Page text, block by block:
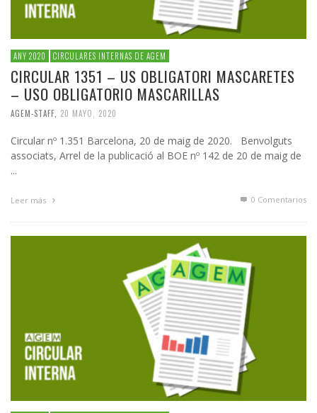
ANY 2020 CIRCULARES INTERNAS DE AGEM
CIRCULAR 1351 – US OBLIGATORI MASCARETES
– USO OBLIGATORIO MASCARILLAS
AGEM-STAFF 20 MAYO, 2020
Circular nº 1.351 Barcelona, 20 de maig de 2020. Benvolguts
associats, Arrel de la publicació al BOE nº 142 de 20 de maig de
...
Leer más 0 Comentarios